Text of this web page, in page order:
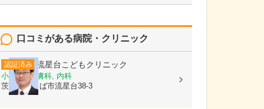
口コミがある病院・クリニック
認証済み 流星台こどもクリニック
小児科, 皮膚科, 内科
茨城県つくば市流星台38-3